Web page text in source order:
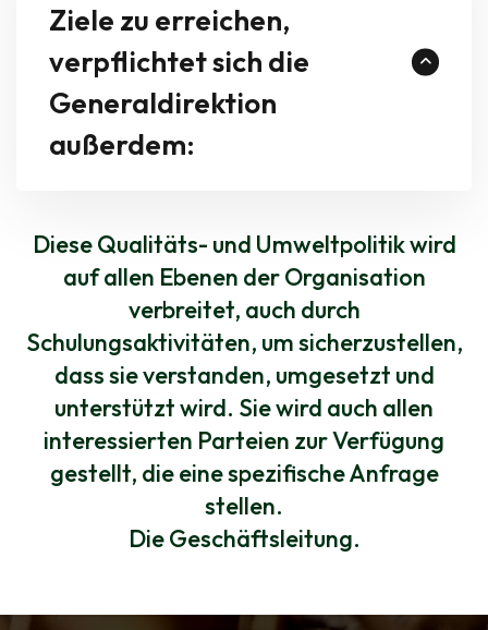
Ziele zu erreichen,
verpflichtet sich die
Generaldirektion
außerdem:
Diese Qualitäts- und Umweltpolitik wird
auf allen Ebenen der Organisation
verbreitet, auch durch
Schulungsaktivitäten, um sicherzustellen,
dass sie verstanden, umgesetzt und
unterstützt wird. Sie wird auch allen
interessierten Parteien zur Verfügung
gestellt, die eine spezifische Anfrage
stellen.
Die Geschäftsleitung.